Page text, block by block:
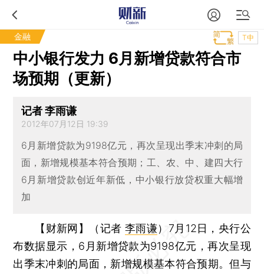
金融 T中
中小银行发力 6月新增贷款符合市
场预期（更新）
记者 李雨谦
2012年07月12日 19:39
6月新增贷款为9198亿元，再次呈现出季末冲刺的局
面，新增规模基本符合预期；工、农、中、建四大行
6月新增贷款创近年新低，中小银行放贷权重大幅增
加
【财新网】（记者李雨谦） 7月12日，央行公
布数据显示，6月新增贷款为9198亿元，再次呈现
出季末冲刺的局面，新增规模基本符合预期。但与